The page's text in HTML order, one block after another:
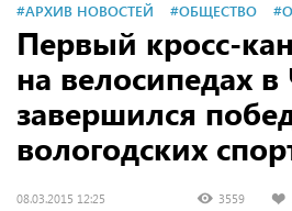
#АРХИВ НОВОСТЕЙ #ОБЩЕСТВО
Первый кросс-
на велосипедах
завершился
вологодских
08.03.2015 12:25 3559